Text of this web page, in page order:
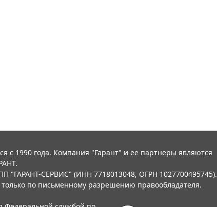
с 1990 года. Компания "Гарант" и ее партнеры являются
"ГАРАНТ-СЕРВИС" (ИНН 7718013048, ОГРН 1027700495745).
по письменному разрешению правообладателя.